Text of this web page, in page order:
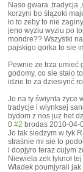
Naso gwara ,tradycja
korzyni bo ślązoki
ło to zeby to nie
jeno wyziu wyziu po
mondre?? Wszystki
pajskigo gorka to sie
Pewnie ze trza umieć
godomy, co sie stało
idzie to za dziesiynć
Jo na ty świynta życe
tradycje i wiynksej
bydom z nos juz het
0 #2 brodas 2010-04-
Jo tak siedzym w tyk
straśnie mi sie to
i dopjyro teraz cujym
Niewiela zek łyknoł
Władek poumjyrali